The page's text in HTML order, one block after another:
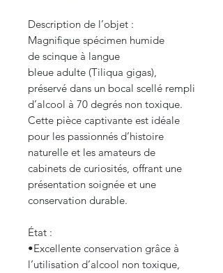
Description de l’objet :
Magnifique spécimen humide
de scinque à langue
bleue adulte (Tiliqua gigas),
préservé dans un bocal scellé rempli
d’alcool à 70 degrés non toxique.
Cette pièce captivante est idéale
pour les passionnés d’histoire
naturelle et les amateurs de
cabinets de curiosités, offrant une
présentation soignée et une
conservation durable.
État :
​•​Excellente conservation grâce à
l’utilisation d’alcool non toxique,